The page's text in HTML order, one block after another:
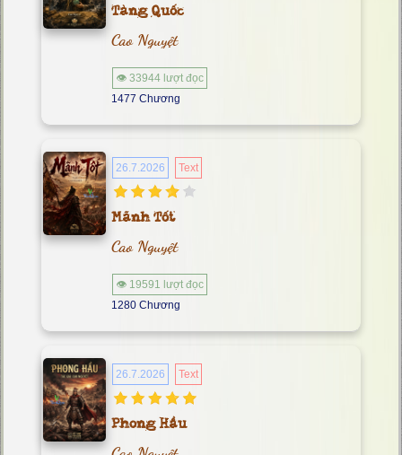
Tàng Quốc
Cao Nguyệt
👁 33944 lượt đọc
1477 Chương
26.7.2026 Text
Mãnh Tốt
Cao Nguyệt
👁 19591 lượt đọc
1280 Chương
26.7.2026 Text
Phong Hầu